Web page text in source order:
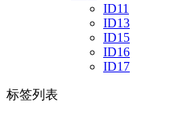
ID11
ID13
ID15
ID16
ID17
标签列表